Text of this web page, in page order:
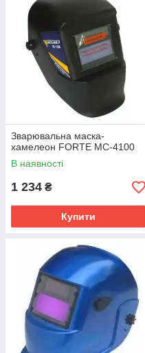
Зварювальна маска-
хамелеон FORTE МС-4100
В наявності
1 234 ₴
Купити